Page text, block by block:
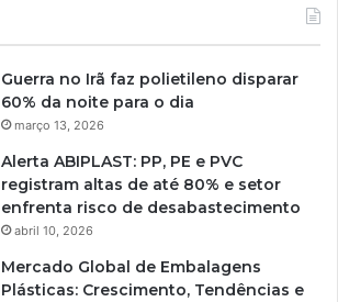
Guerra no Irã faz polietileno disparar
60% da noite para o dia
março 13, 2026
Alerta ABIPLAST: PP, PE e PVC
registram altas de até 80% e setor
enfrenta risco de desabastecimento
abril 10, 2026
Mercado Global de Embalagens
Plásticas: Crescimento, Tendências e